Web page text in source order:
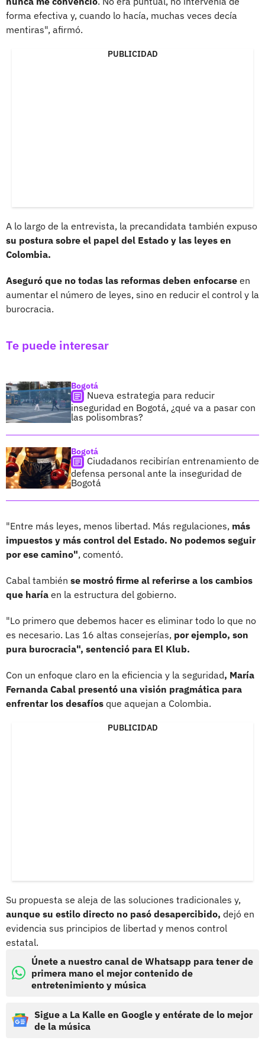
forma efectiva y, cuando lo hacía, muchas veces decía
mentiras", afirmó.
PUBLICIDAD
A lo largo de la entrevista, la precandidata también expuso
su postura sobre el papel del Estado y las leyes en
Colombia.
Aseguró que no todas las reformas deben enfocarse en
aumentar el número de leyes, sino en reducir el control y la
burocracia.
Te puede interesar
Bogotá
Nueva estrategia para reducir
inseguridad en Bogotá, ¿qué va a pasar con
las polisombras?
Bogotá
Ciudadanos recibirían entrenamiento de
defensa personal ante la inseguridad de
Bogotá
"Entre más leyes, menos libertad. Más regulaciones, más
impuestos y más control del Estado. No podemos seguir
por ese camino", comentó.
Cabal también se mostró firme al referirse a los cambios
que haría en la estructura del gobierno.
"Lo primero que debemos hacer es eliminar todo lo que no
es necesario. Las 16 altas consejerías, por ejemplo, son
pura burocracia", sentenció para El Klub.
Con un enfoque claro en la eficiencia y la seguridad, María
Fernanda Cabal presentó una visión pragmática para
enfrentar los desafíos que aquejan a Colombia.
PUBLICIDAD
Su propuesta se aleja de las soluciones tradicionales y,
aunque su estilo directo no pasó desapercibido, dejó en
evidencia sus principios de libertad y menos control
estatal.
Únete a nuestro canal de Whatsapp para tener de
primera mano el mejor contenido de
entretenimiento y música
Sigue a La Kalle en Google y entérate de lo mejor
de la música